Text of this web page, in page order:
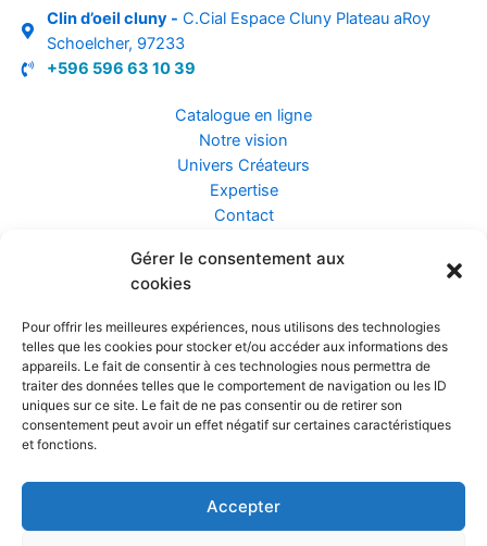
Gérer le consentement aux
cookies
Pour offrir les meilleures expériences, nous utilisons des technologies
telles que les cookies pour stocker et/ou accéder aux informations des
appareils. Le fait de consentir à ces technologies nous permettra de
traiter des données telles que le comportement de navigation ou les ID
uniques sur ce site. Le fait de ne pas consentir ou de retirer son
consentement peut avoir un effet négatif sur certaines caractéristiques
et fonctions.
Accepter
Clin d’oeil cluny - C.Cial Espace Cluny Plateau aRoy
Schoelcher, 97233
+596 596 63 10 39
Catalogue en ligne
Notre vision
Univers Créateurs
Expertise
Contact
Assurance ZEN
Confidentialité et Données
Conditions Générales de Vente